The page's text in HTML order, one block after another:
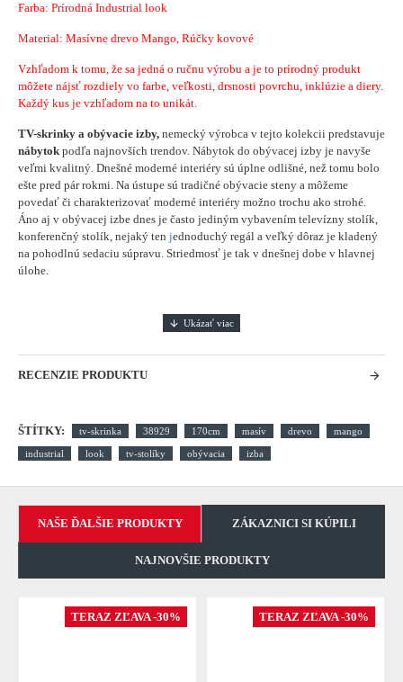
Farba: Prírodná Industrial look
Material: Masívne drevo Mango, Rúčky kovové
Vzhľadom k tomu, že sa jedná o ručnu výrobu a je to prírodný produkt
môžete nájsť rozdiely vo farbe, veľkosti, drsnosti povrchu, inklúzie a diery.
Každý kus je vzhľadom na to unikát.
TV-skrinky a obývacie izby, nemecký výrobca v tejto kolekcii predstavuje
nábytok podľa najnovších trendov. Nábytok do obývacej izby je navyše
veľmi kvalitný. Dnešné moderné interiéry sú úplne odlišné, než tomu bolo
ešte pred pár rokmi. Na ústupe sú tradičné obývacie steny a môžeme
povedať či charakterizovať moderné interiéry možno trochu ako strohé.
Áno aj v obývacej izbe dnes je často jediným vybavením televízny stolík,
konferenčný stolík, nejaký ten jednoduchý regál a veľký dôraz je kladený
na pohodlnú sedaciu súpravu. Striedmosť je tak v dnešnej dobe v hlavnej
úlohe.
RECENZIE PRODUKTU
ŠTÍTKY: tv-skrinka 38929 170cm masív drevo mango
industrial look tv-stolíky obývacia izba
NAŠE ĎALŠIE PRODUKTY ZÁKAZNICI SI KÚPILI
NAJNOVŠIE PRODUKTY
TERAZ ZĽAVA -30% TERAZ ZĽAVA -30%